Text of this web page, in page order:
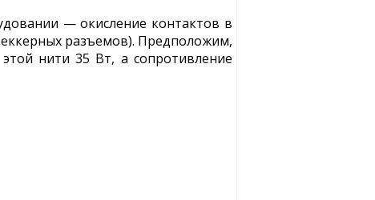
— окисление контактов в
разъемов). Предположим,
нити 35 Вт, а сопротивление